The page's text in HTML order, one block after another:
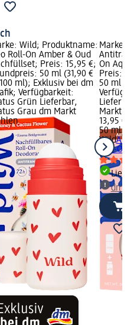
Wild; Produktname:
Roll-On Amber & Oud
Preis: 15,95 €;
50 ml (31,90 €
ml); Exklusiv bei dm
Verfügbarkeit:
Grün Lieferbar,
Grau dm Markt
Marke:
On
Preis:
50 ml
Markt
13,95 €
50 ml
Wild
Roll-On
dm